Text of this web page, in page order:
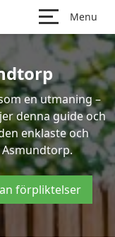
Menu
en utmaning –
denna guide och
enklaste och
förpliktelser